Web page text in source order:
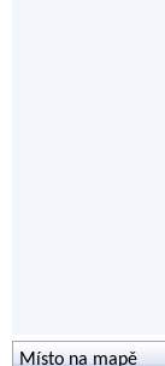
Místo na mapě